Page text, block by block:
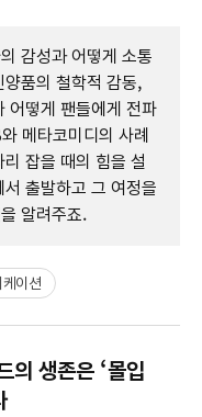
감성과 어떻게 소통
품의 철학적 감동,
어떻게 팬들에게 전파
메타코미디의 사례
잡을 때의 힘을 설
출발하고 그 여정을
알려주죠.
이션
의 생존은 ‘몰입